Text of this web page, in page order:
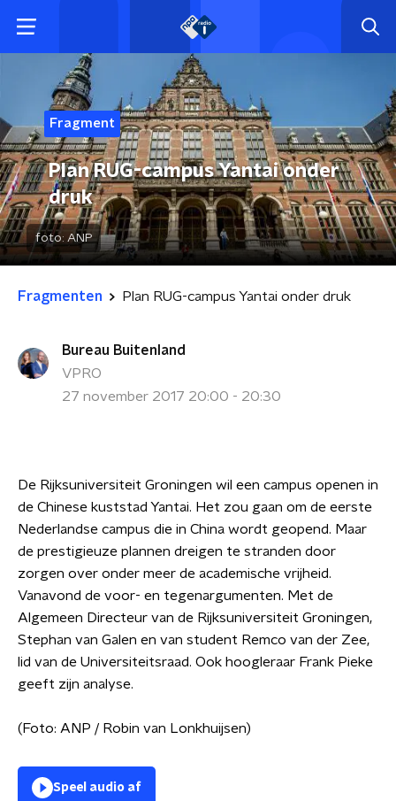
Fragment
Plan RUG-campus Yantai onder
druk
foto: ANP
Fragmenten Plan RUG-campus Yantai onder druk
Bureau Buitenland
VPRO
27 november 2017 20:00 - 20:30
De Rijksuniversiteit Groningen wil een campus openen in
de Chinese kuststad Yantai. Het zou gaan om de eerste
Nederlandse campus die in China wordt geopend. Maar
de prestigieuze plannen dreigen te stranden door
zorgen over onder meer de academische vrijheid.
Vanavond de voor- en tegenargumenten. Met de
Algemeen Directeur van de Rijksuniversiteit Groningen,
Stephan van Galen en van student Remco van der Zee,
lid van de Universiteitsraad. Ook hoogleraar Frank Pieke
geeft zijn analyse.
(Foto: ANP / Robin van Lonkhuijsen)
Speel audio af